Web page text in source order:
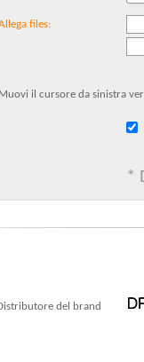
files:
Muovi il cursore da sinistra
*
del brand